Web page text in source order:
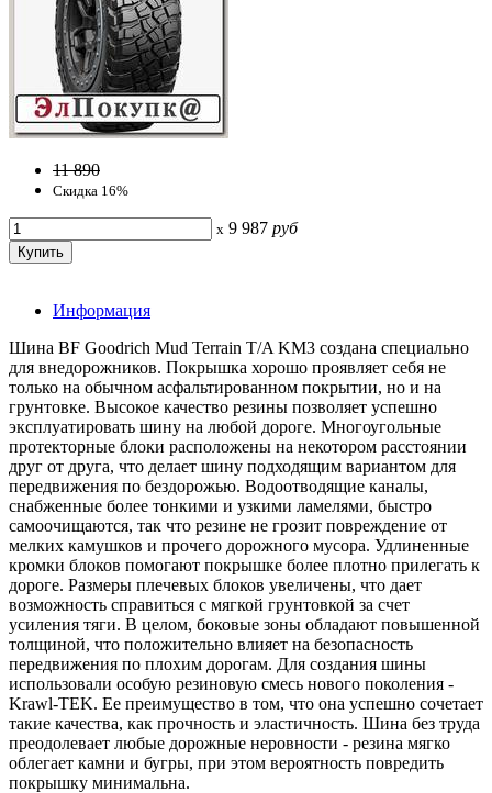
11 890
Скидка 16%
x 9 987 руб
Информация
Шина BF Goodrich Mud Terrain T/A KM3 создана специально
для внедорожников. Покрышка хорошо проявляет себя не
только на обычном асфальтированном покрытии, но и на
грунтовке. Высокое качество резины позволяет успешно
эксплуатировать шину на любой дороге. Многоугольные
протекторные блоки расположены на некотором расстоянии
друг от друга, что делает шину подходящим вариантом для
передвижения по бездорожью. Водоотводящие каналы,
снабженные более тонкими и узкими ламелями, быстро
самоочищаются, так что резине не грозит повреждение от
мелких камушков и прочего дорожного мусора. Удлиненные
кромки блоков помогают покрышке более плотно прилегать к
дороге. Размеры плечевых блоков увеличены, что дает
возможность справиться с мягкой грунтовкой за счет
усиления тяги. В целом, боковые зоны обладают повышенной
толщиной, что положительно влияет на безопасность
передвижения по плохим дорогам. Для создания шины
использовали особую резиновую смесь нового поколения -
Krawl-TEK. Ее преимущество в том, что она успешно сочетает
такие качества, как прочность и эластичность. Шина без труда
преодолевает любые дорожные неровности - резина мягко
облегает камни и бугры, при этом вероятность повредить
покрышку минимальна.